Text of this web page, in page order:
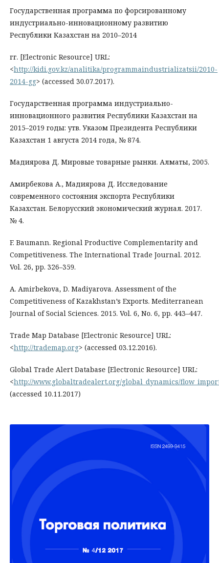
Государственная программа по форсированному
индустриально-инновационному развитию
Республики Казахстан на 2010–2014
гг. [Electronic Resource] URL:
<http://kidi.gov.kz/analitika/programmaindustrializatsii/2010-
2014-gg> (accessed 30.07.2017).
Государственная программа индустриально-
инновационного развития Республики Казахстан на
2015–2019 годы: утв. Указом Президента Республики
Казахстан 1 августа 2014 года, № 874.
Мадиярова Д. Мировые товарные рынки. Алматы, 2005.
Амирбекова А., Мадиярова Д. Исследование
современного состояния экспорта Республики
Казахстан. Белорусский экономический журнал. 2017.
№ 4.
F. Baumann. Regional Productive Complementarity and
Competitiveness. The International Trade Journal. 2012.
Vol. 26, pp. 326–359.
A. Amirbekova, D. Madiyarova. Assessment of the
Competitiveness of Kazakhstan’s Exports. Mediterranean
Journal of Social Sciences. 2015. Vol. 6, No. 6, pp. 443–447.
Trade Map Database [Electronic Resource] URL:
<http://trademap.org> (accessed 03.12.2016).
Global Trade Alert Database [Electronic Resource] URL:
<http://www.globaltradealert.org/global_dynamics/
(accessed 10.11.2017)